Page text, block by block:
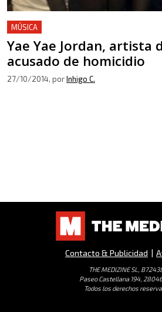
MÚSICA
Yae Yae Jordan, artista
acusado de homicidio
27/10/2014, porInhigo C.
Contacto & Publicidad |
THE MEDIZINE SL,
Paseo Castellana 194,
Todos los derechos